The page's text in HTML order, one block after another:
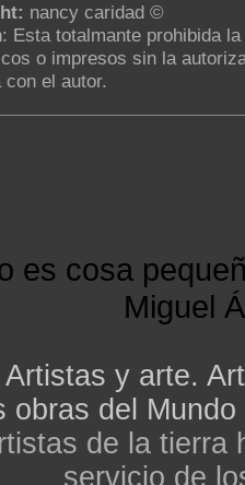
nancy caridad ©
Esta totalmante prohibida
o impresos sin la
el autor.
es cosa
Miguel
Artistas y arte.
obras del Mundo
de la tierra
servicio de